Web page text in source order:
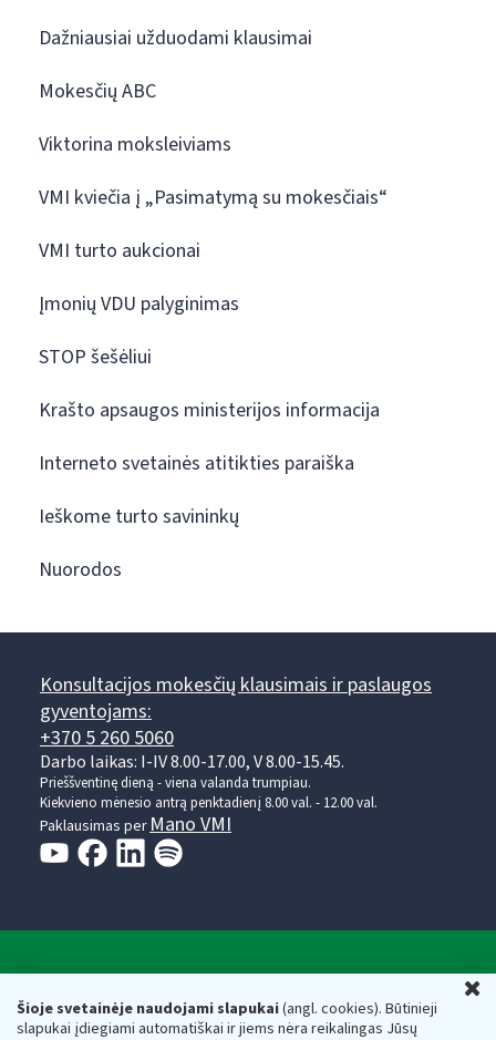
Šioje svetainėje naudojami slapukai(angl. cookies). Būtinieji
slapukai įdiegiami automatiškai ir jiems nėra reikalingas Jūsų
Dažniausiai užduodami klausimai
Mokesčių ABC
Viktorina moksleiviams
VMI kviečia į „Pasimatymą su mokesčiais“
VMI turto aukcionai
Įmonių VDU palyginimas
STOP šešėliui
Krašto apsaugos ministerijos informacija
Interneto svetainės atitikties paraiška
Ieškome turto savininkų
Nuorodos
Konsultacijos mokesčių klausimais ir paslaugos
gyventojams:
+370 5 260 5060
Darbo laikas: I-IV 8.00-17.00, V 8.00-15.45.
Prieššventinę dieną - viena valanda trumpiau.
Kiekvieno mėnesio antrą penktadienį 8.00 val. - 12.00 val.
Paklausimas per Mano VMI
Respublikos finansų ministerijos